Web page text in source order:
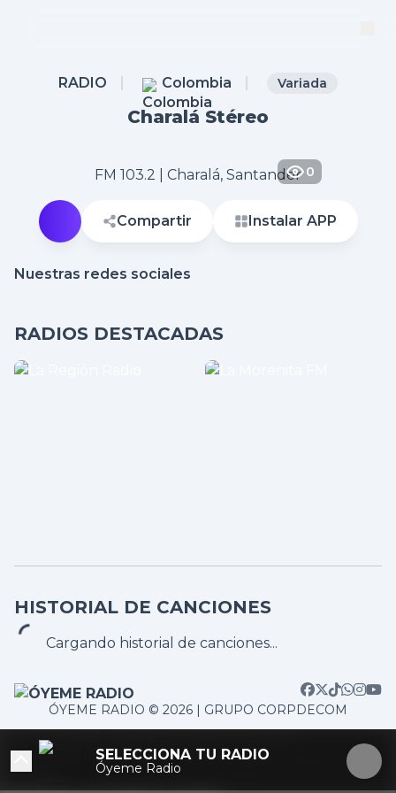
RADIO Colombia Variada
Charalá Stéreo
0
FM 103.2 | Charalá, Santander
Compartir Instalar APP
Nuestras redes sociales
RADIOS DESTACADAS
HISTORIAL DE CANCIONES
Cargando historial de canciones...
TOP 5
RADIOS MAS ESCUCHADAS
ÓYEME RADIO © 2026 | GRUPO CORPDECOM
SELECCIONA TU RADIO
Óyeme Radio
/home/corpdeco/radios.colradiotv.com/wp-
content/themes/nexotuner/parts/player-aside.php on